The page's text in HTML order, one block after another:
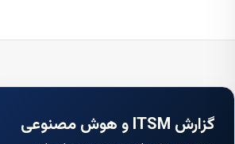
گزارش ITSM و هوش مصنوعی